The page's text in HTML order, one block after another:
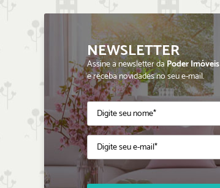
NEWSLETTER
Assine a newsletter daPoder Imóveis
e receba novidades no seu e-mail.